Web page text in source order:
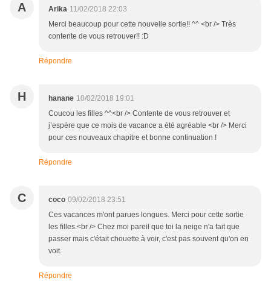
A Arika 11/02/2018 22:03
Merci beaucoup pour cette nouvelle sortie!! ^^ <br /> Très
contente de vous retrouver!! :D
Répondre
H hanane 10/02/2018 19:01
Coucou les filles ^^<br /> Contente de vous retrouver et
j’espère que ce mois de vacance a été agréable <br /> Merci
pour ces nouveaux chapitre et bonne continuation !
Répondre
C coco 09/02/2018 23:51
Ces vacances m'ont parues longues. Merci pour cette sortie
les filles.<br /> Chez moi pareil que toi la neige n'a fait que
passer mais c'était chouette à voir, c'est pas souvent qu'on en
voit.
Répondre